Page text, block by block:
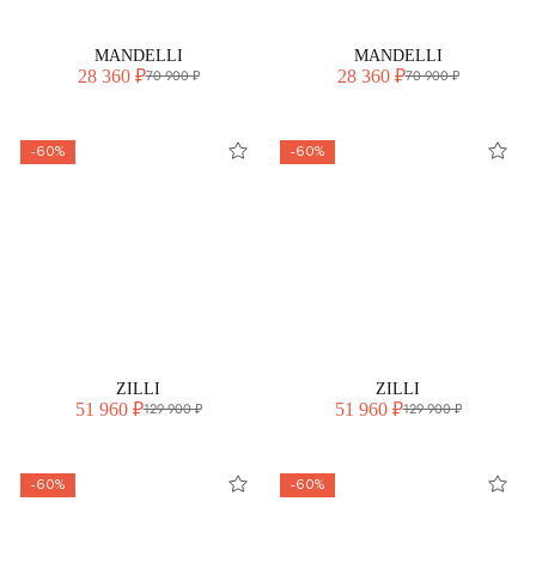
MANDELLI
28 360 ₽70 900 ₽
MANDELLI
28 360 ₽70 900 ₽
-60%
ZILLI
51 960 ₽129 900 ₽
-60%
ZILLI
51 960 ₽129 900 ₽
-60% -60%